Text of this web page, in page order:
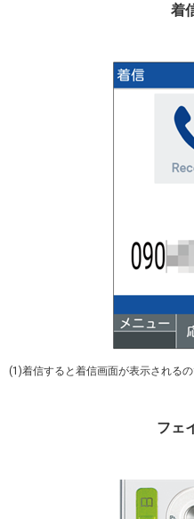
着
(1)着信すると着信画面が表示されるの
フェ